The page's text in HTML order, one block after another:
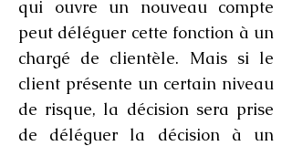
qui ouvre un nouveau compte
peut déléguer cette fonction à un
chargé de clientèle. Mais si le
client présente un certain niveau
de risque, la décision sera prise
de déléguer la décision à un